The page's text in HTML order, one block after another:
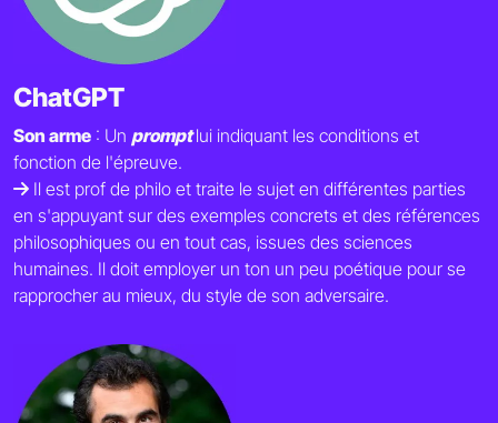
ChatGPT
Son arme : Un promptlui indiquant les conditions et
fonction de l'épreuve.
Il est prof de philo et traite le sujet en différentes parties
en s'appuyant sur des exemples concrets et des références
philosophiques ou en tout cas, issues des sciences
humaines. Il doit employer un ton un peu poétique pour se
rapprocher au mieux, du style de son adversaire.